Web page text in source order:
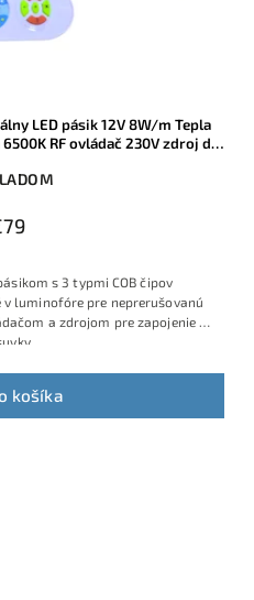
LED pásik 12V 8W/m Tepla
RF ovládač 230V zdroj do
košíka
s 3 typmi COB čipov
luminofóre pre neprerušovanú
a zdrojom pre zapojenie do